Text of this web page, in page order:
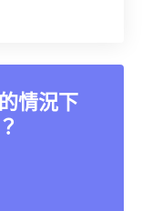
情況下